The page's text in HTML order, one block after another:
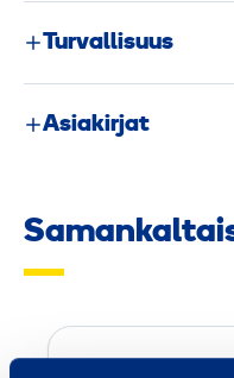
Turvallisuus
Asiakirjat